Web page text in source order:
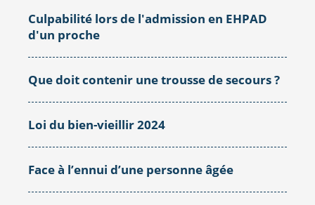
Culpabilité lors de l'admission en EHPAD
d'un proche
Que doit contenir une trousse de secours ?
Loi du bien-vieillir 2024
Face à l’ennui d’une personne âgée